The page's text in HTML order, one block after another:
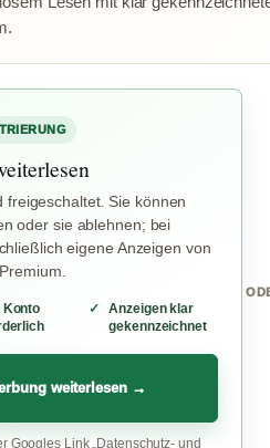
freigeschaltet. Sie können
oder sie ablehnen; bei
eigene Anzeigen von
Konto
Anzeigen klar
gekennzeichnet
weiterlesen →
Googles Link „Datenschutz- und